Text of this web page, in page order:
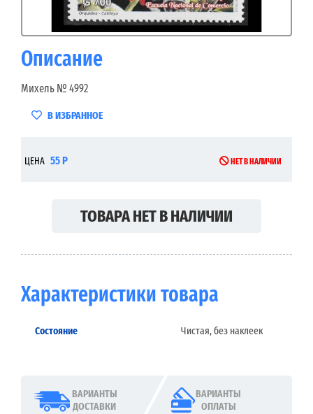
Описание
Михель № 4992
В ИЗБРАННОЕ
ЦЕНА 55 Р НЕТ В НАЛИЧИИ
ТОВАРА НЕТ В НАЛИЧИИ
Характеристики товара
Состояние Чистая, без наклеек
ВАРИАНТЫ
ДОСТАВКИ
ВАРИАНТЫ
ОПЛАТЫ